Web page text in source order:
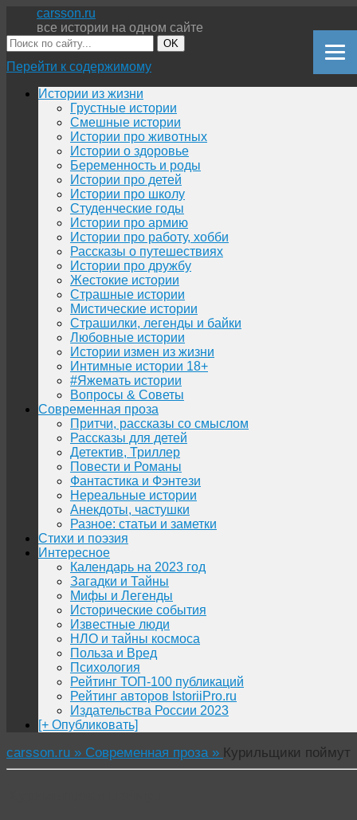
carsson.ru
все истории на одном сайте
OK
Перейти к содержимому
Истории из жизни
Грустные истории
Смешные истории
Истории про животных
Истории о здоровье
Беременность и роды
Истории про детей
Истории про школу
Студенческие годы
Истории про армию
Истории про работу, хобби
Рассказы о путешествиях
Истории про дружбу
Жестокие истории
Страшные истории
Мистические истории
Страшилки, легенды и байки
Любовные истории
Истории измен из жизни
Интимные истории 18+
#Яжемать истории
Вопросы & Советы
Современная проза
Притчи, рассказы со смыслом
Рассказы для детей
Детектив, Триллер
Повести и Романы
Фантастика и Фэнтези
Нереальные истории
Анекдоты, частушки
Разное: статьи и заметки
Стихи и поэзия
Интересное
Календарь на 2023 год
Загадки и Тайны
Мифы и Легенды
Исторические события
Известные люди
НЛО и тайны космоса
Польза и Вред
Психология
Рейтинг ТОП-100 публикаций
Рейтинг авторов IstoriiPro.ru
Издательства России 2023
[+ Опубликовать]
carsson.ru » Современная проза » Курильщики поймут